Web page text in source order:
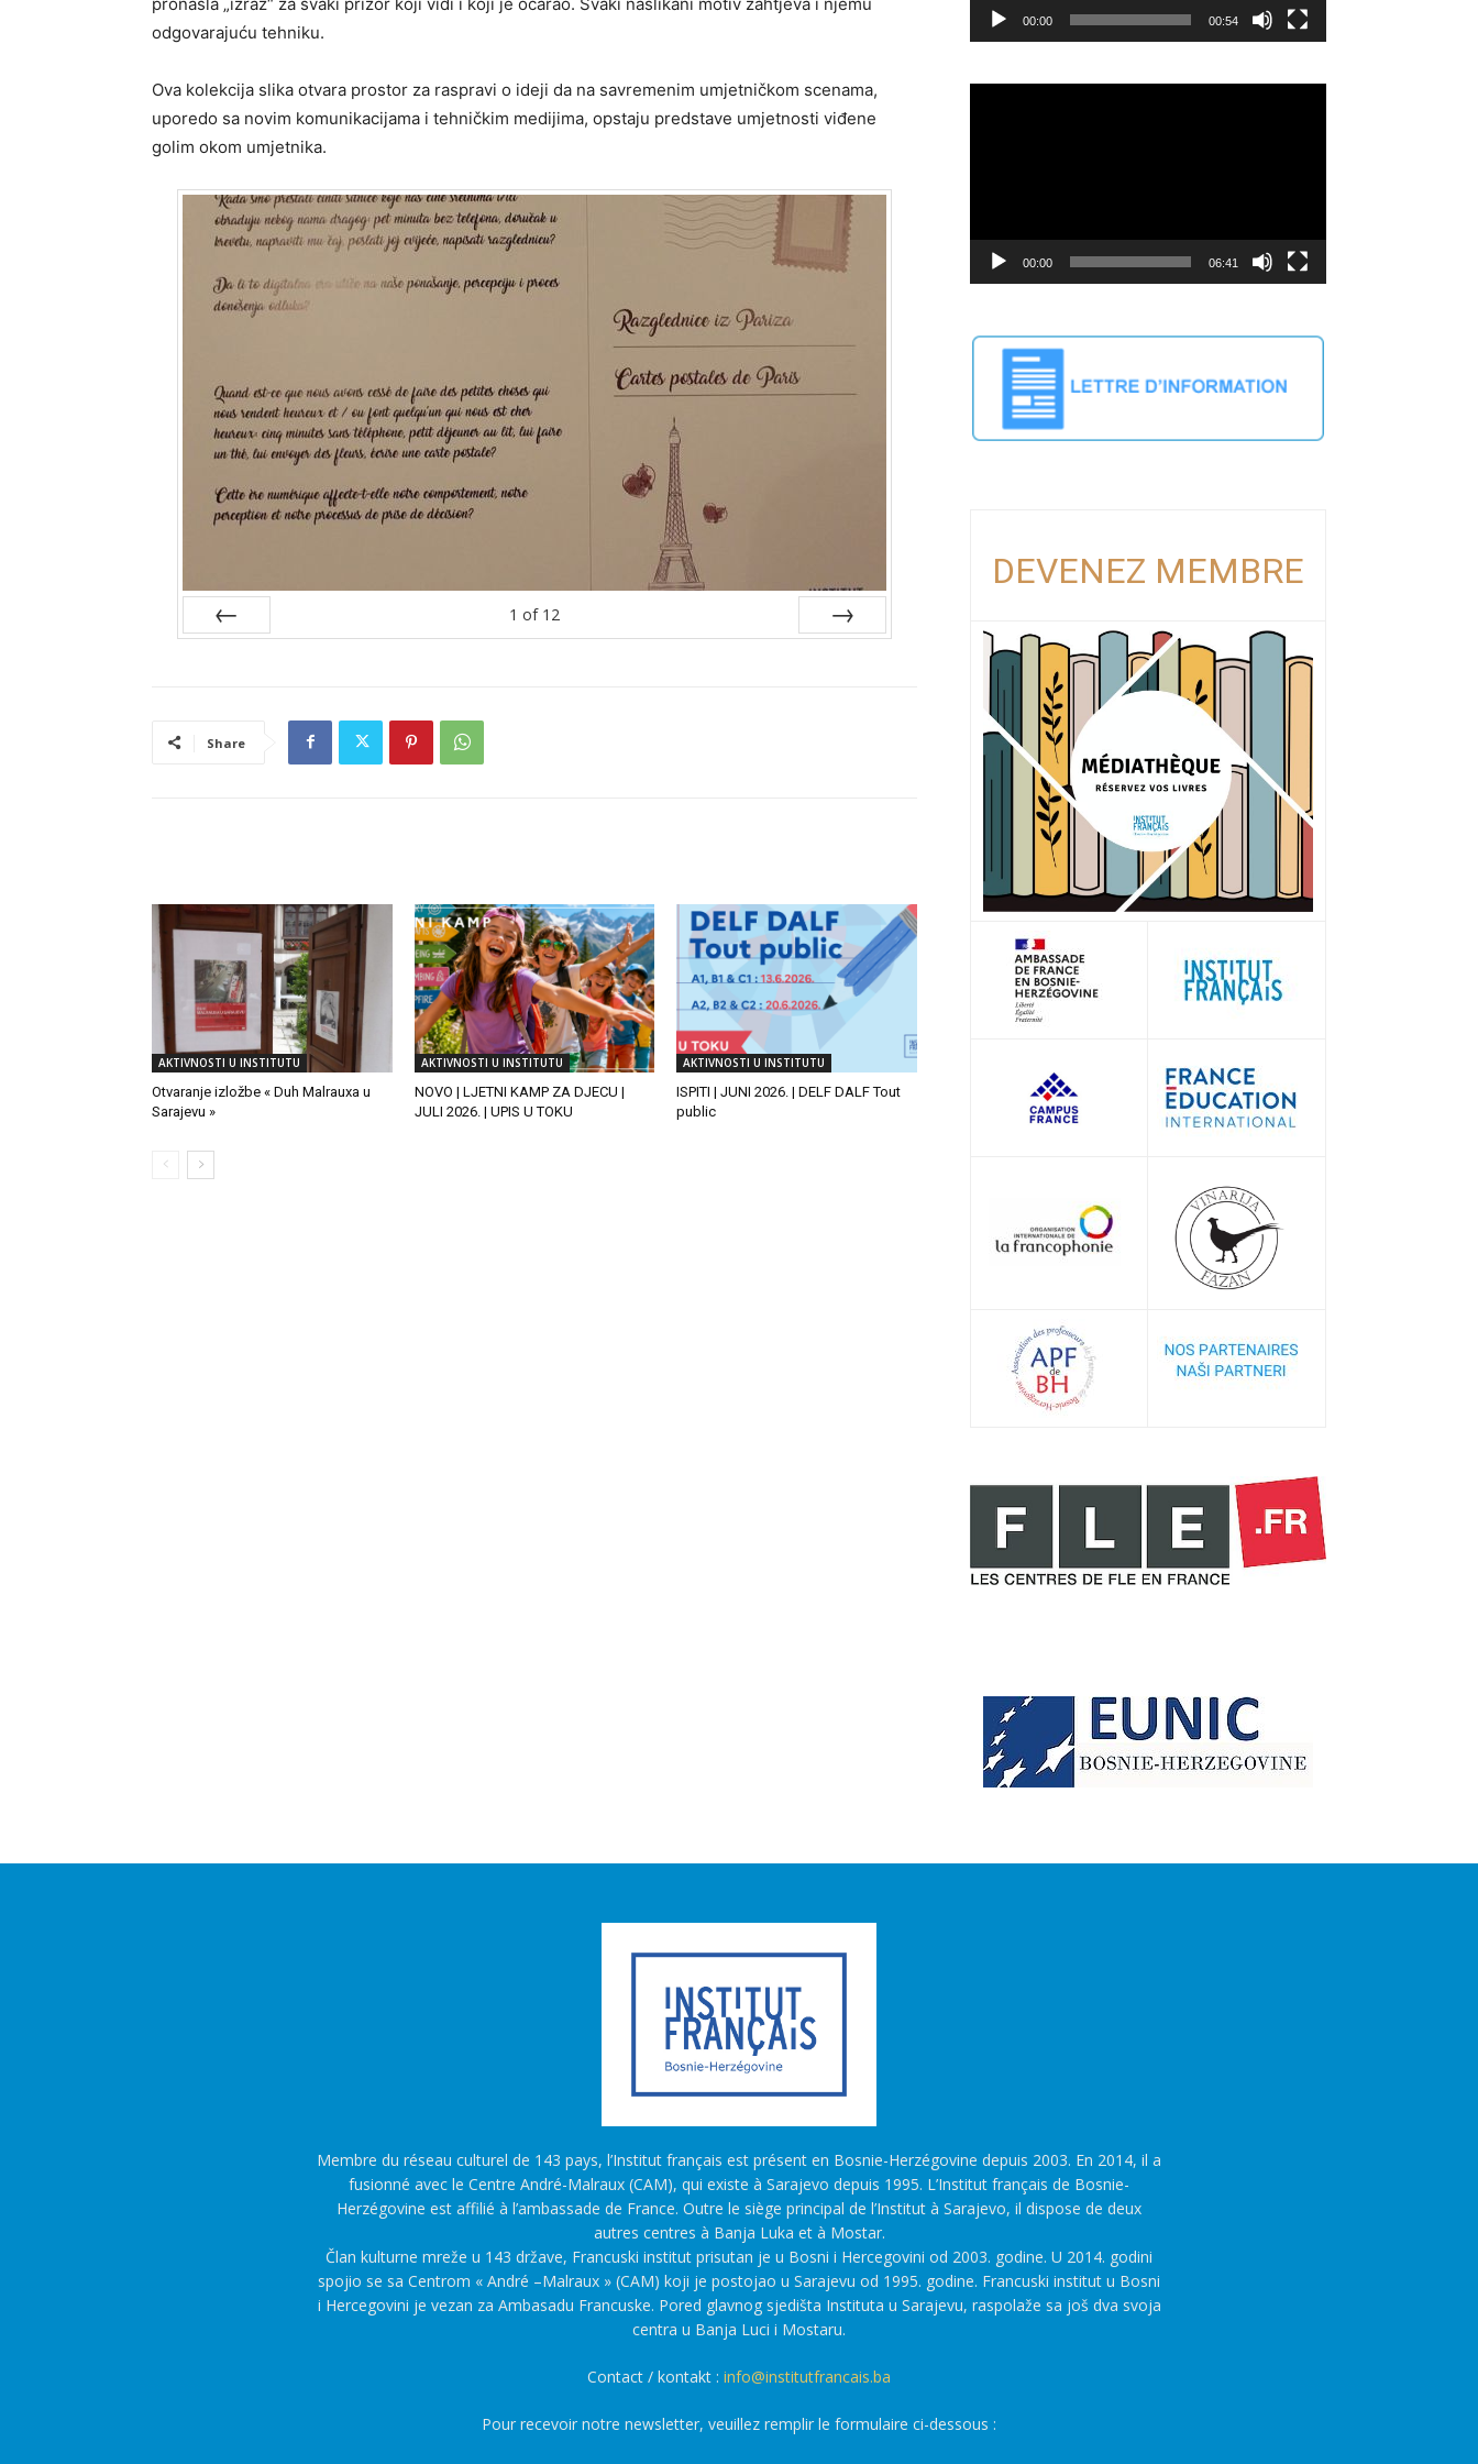
odgovarajuću tehniku.
Ova kolekcija slika otvara prostor za raspravi o ideji da na savremenim umjetničkom scenama,
uporedo sa novim komunikacijama i tehničkim medijima, opstaju predstave umjetnosti viđene
golim okom umjetnika.
1 of 12
Share
AKTIVNOSTI U INSTITUTU
Otvaranje izložbe « Duh Malrauxa u
Sarajevu »
AKTIVNOSTI U INSTITUTU
NOVO | LJETNI KAMP ZA DJECU |
JULI 2026. | UPIS U TOKU
AKTIVNOSTI U INSTITUTU
ISPITI | JUNI 2026. | DELF DALF Tout
public
00:00 00:54
00:00 06:41
DEVENEZ MEMBRE
Membre du réseau culturel de 143 pays, l’Institut français est présent en Bosnie-Herzégovine depuis 2003. En 2014, il a
fusionné avec le Centre André-Malraux (CAM), qui existe à Sarajevo depuis 1995. L’Institut français de Bosnie-
Herzégovine est affilié à l’ambassade de France. Outre le siège principal de l’Institut à Sarajevo, il dispose de deux
autres centres à Banja Luka et à Mostar.
Član kulturne mreže u 143 države, Francuski institut prisutan je u Bosni i Hercegovini od 2003. godine. U 2014. godini
spojio se sa Centrom « André –Malraux » (CAM) koji je postojao u Sarajevu od 1995. godine. Francuski institut u Bosni
i Hercegovini je vezan za Ambasadu Francuske. Pored glavnog sjedišta Instituta u Sarajevu, raspolaže sa još dva svoja
centra u Banja Luci i Mostaru.
Contact / kontakt : info@institutfrancais.ba
Pour recevoir notre newsletter, veuillez remplir le formulaire ci-dessous :